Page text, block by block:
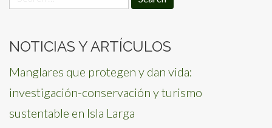
for:
NOTICIAS Y ARTÍCULOS
Manglares que protegen y dan vida:
investigación-conservación y turismo
sustentable en Isla Larga